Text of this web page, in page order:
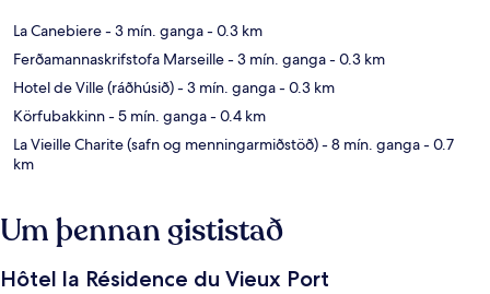
La Canebiere- 3 mín. ganga- 0.3 km
Ferðamannaskrifstofa Marseille- 3 mín. ganga- 0.3 km
Hotel de Ville (ráðhúsið)- 3 mín. ganga- 0.3 km
Körfubakkinn- 5 mín. ganga- 0.4 km
La Vieille Charite (safn og menningarmiðstöð)- 8 mín. ganga- 0.7
km
Um þennan gististað
Hôtel la Résidence du Vieux Port